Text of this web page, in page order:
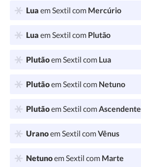
Lua em Sextil com Mercúrio
Lua em Sextil com Plutão
Plutãoem Sextil com Lua
Plutãoem Sextil com Netuno
Plutãoem Sextil comAscendente
Uranoem Sextil comVênus
Netunoem Sextil com Marte